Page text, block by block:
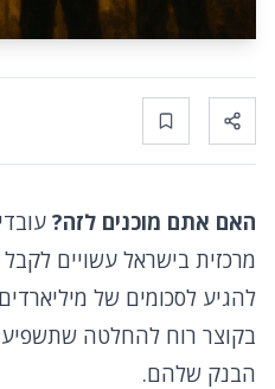
Share
Bookmark
האם אתם מוכנים לזה?
מרכזית בישראל עשויים
בקוצר רוח להחלטה שתשפיע
הבנק שלהם.